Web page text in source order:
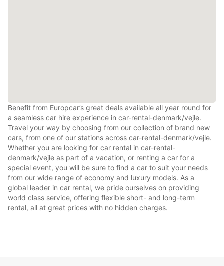
Benefit from Europcar’s great deals available all year round for
a seamless car hire experience in car-rental-denmark/vejle.
Travel your way by choosing from our collection of brand new
cars, from one of our stations across car-rental-denmark/vejle.
Whether you are looking for car rental in car-rental-
denmark/vejle as part of a vacation, or renting a car for a
special event, you will be sure to find a car to suit your needs
from our wide range of economy and luxury models. As a
global leader in car rental, we pride ourselves on providing
world class service, offering flexible short- and long-term
rental, all at great prices with no hidden charges.